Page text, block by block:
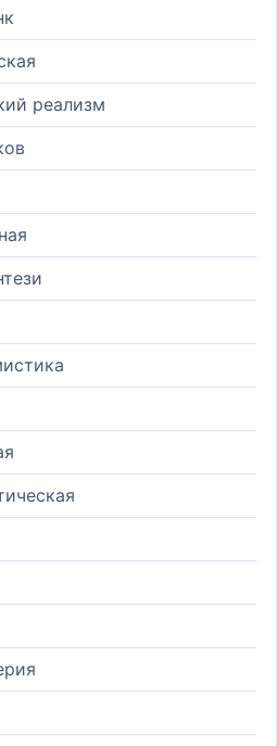
реализм